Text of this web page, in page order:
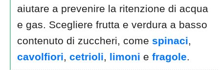
aiutare a prevenire la ritenzione di acqua
e gas. Scegliere frutta e verdura a basso
contenuto di zuccheri, come spinaci,
cavolfiori, cetrioli, limoni e fragole.